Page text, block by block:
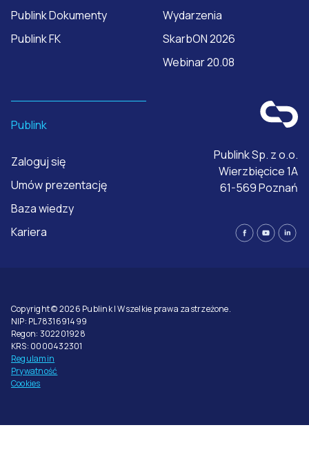
Publink Dokumenty
Publink FK
Wydarzenia
SkarbON 2026
Webinar 20.08
Publink
Zaloguj się
Umów prezentację
Baza wiedzy
Kariera
Publink Sp. z o.o.
Wierzbięcice 1A
61-569 Poznań
Copyright © 2026 Publink | Wszelkie prawa zastrzeżone.
NIP: PL7831691499
Regon: 302201928
KRS: 0000432301
Regulamin
Prywatność
Cookies